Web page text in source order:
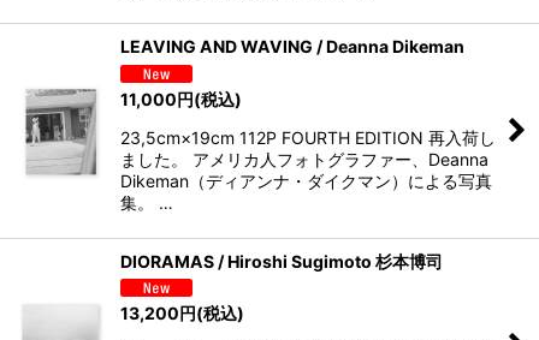
LEAVING AND WAVING / Deanna Dikeman
11,000円(税込)
23,5cm×19cm 112P FOURTH EDITION 再入荷し
ました。 アメリカ人フォトグラファー、Deanna
Dikeman（ディアンナ・ダイクマン）による写真
集。 …
DIORAMAS / Hiroshi Sugimoto 杉本博司
13,200円(税込)